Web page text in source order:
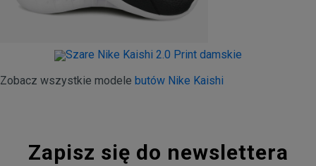
Zobacz wszystkie modele butów Nike Kaishi
Zapisz się do newslettera